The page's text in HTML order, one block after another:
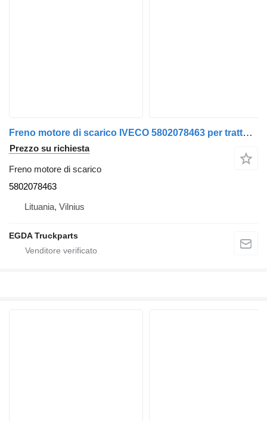
Freno motore di scarico IVECO 5802078463 per trattore stradale IVECO S-WAY
Prezzo su richiesta
Freno motore di scarico
5802078463
Lituania, Vilnius
EGDA Truckparts